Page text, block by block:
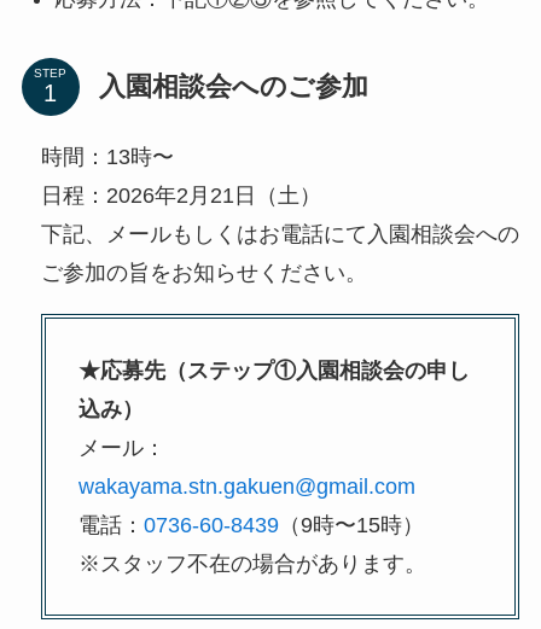
STEP 入園相談会へのご参加
時間：13時〜
日程：2026年2月21日（土）
下記、メールもしくはお電話にて入園相談会への
ご参加の旨をお知らせください。
★応募先（ステップ①入園相談会の申し
込み）
メール：
wakayama.stn.gakuen@gmail.com
電話： 0736-60-8439（9時〜15時）
※スタッフ不在の場合があります。